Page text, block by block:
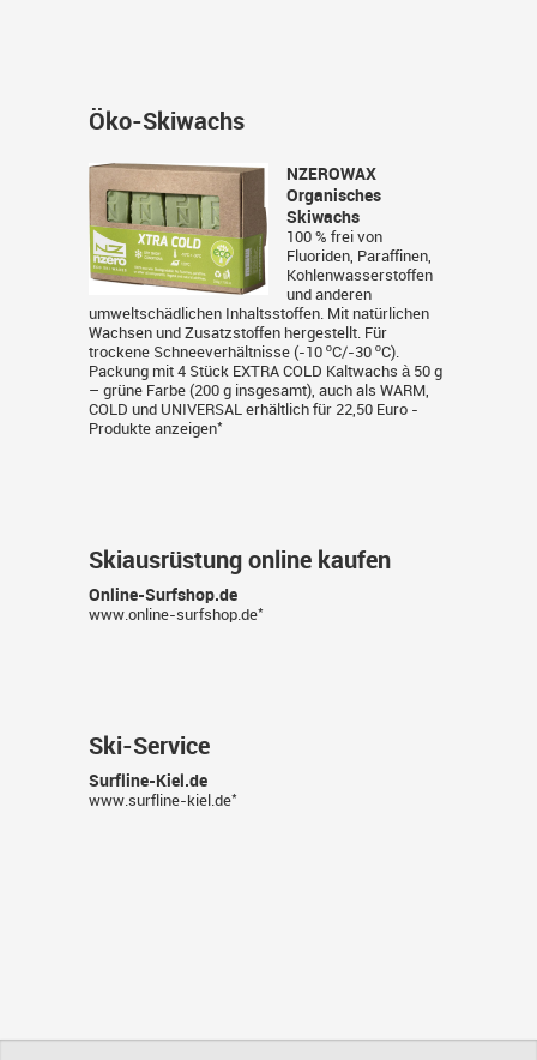
Öko-Skiwachs
NZEROWAX
Organisches
Skiwachs
100 % frei von
Fluoriden, Paraffinen,
Kohlenwasserstoffen
und anderen
umweltschädlichen Inhaltsstoffen. Mit natürlichen
Wachsen und Zusatzstoffen hergestellt. Für
trockene Schneeverhältnisse (-10 ºC/-30 ºC).
Packung mit 4 Stück EXTRA COLD Kaltwachs à 50 g
– grüne Farbe (200 g insgesamt), auch als WARM,
COLD und UNIVERSAL erhältlich für 22,50 Euro -
Produkte anzeigen*
Skiausrüstung online kaufen
Online-Surfshop.de
www.online-surfshop.de*
Ski-Service
Surfline-Kiel.de
www.surfline-kiel.de*